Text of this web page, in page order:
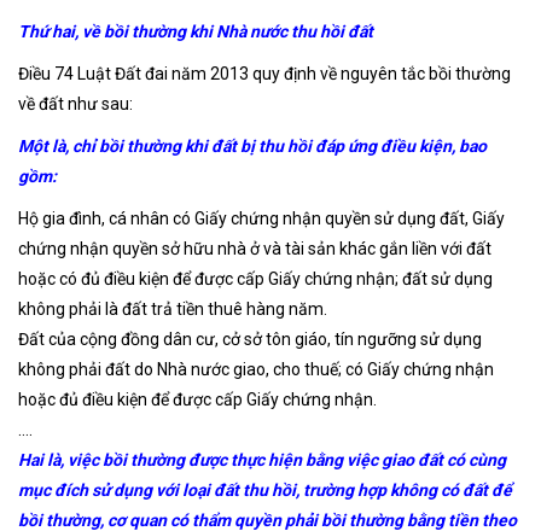
Thứ hai, về bồi thường khi Nhà nước thu hồi đất
Điều 74 Luật Đất đai năm 2013 quy định về nguyên tắc bồi thường
về đất như sau:
Một là, chỉ bồi thường khi đất bị thu hồi đáp ứng điều kiện, bao
gồm:
Hộ gia đình, cá nhân có Giấy chứng nhận quyền sử dụng đất, Giấy
chứng nhận quyền sở hữu nhà ở và tài sản khác gắn liền với đất
hoặc có đủ điều kiện để được cấp Giấy chứng nhận; đất sử dụng
không phải là đất trả tiền thuê hàng năm.
Đất của cộng đồng dân cư, cở sở tôn giáo, tín ngưỡng sử dụng
không phải đất do Nhà nước giao, cho thuế; có Giấy chứng nhận
hoặc đủ điều kiện để được cấp Giấy chứng nhận.
Hai là, việc bồi thường được thực hiện bằng việc giao đất có cùng
mục đích sử dụng với loại đất thu hồi, trường hợp không có đất để
bồi thường, cơ quan có thẩm quyền phải bồi thường bằng tiền theo